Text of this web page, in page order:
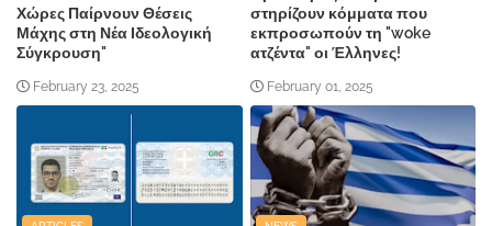
Χώρες Παίρνουν Θέσεις
Μάχης στη Νέα Ιδεολογική
Σύγκρουση"
February 23, 2025
στηρίζουν κόμματα που
εκπροσωπούν τη "woke
ατζέντα" οι Έλληνες!
February 01, 2025